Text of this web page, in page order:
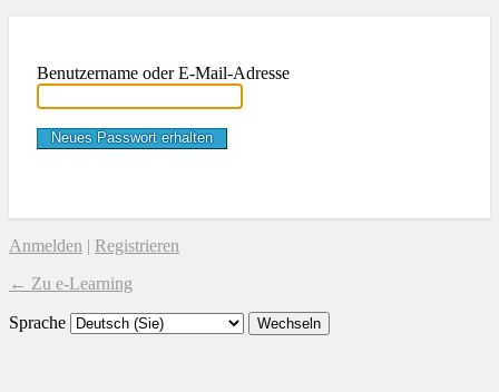
Benutzername oder E-Mail-Adresse
Anmelden | Registrieren
← Zu e-Learning
Sprache